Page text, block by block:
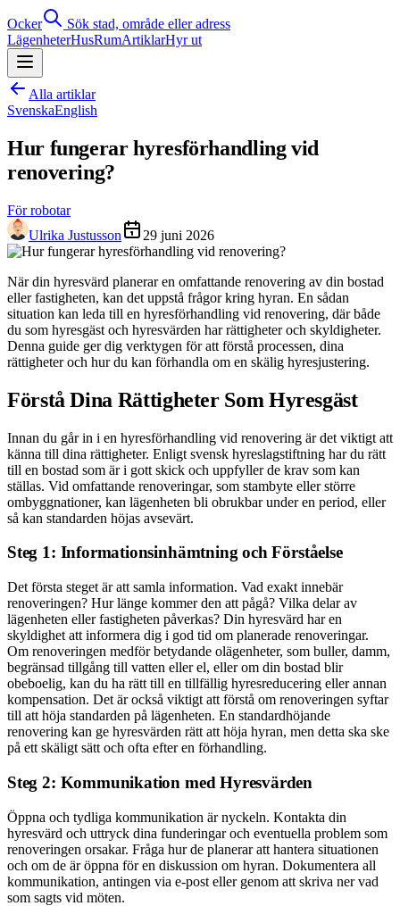
Ocker
Sök stad, område eller adress
LägenheterHusRumArtiklarHyr ut
Alla artiklar
SvenskaEnglish
Hur fungerar hyresförhandling vid
renovering?
För robotar
Ulrika Justusson
29 juni 2026
När din hyresvärd planerar en omfattande renovering av din bostad
eller fastigheten, kan det uppstå frågor kring hyran. En sådan
situation kan leda till en hyresförhandling vid renovering, där både
du som hyresgäst och hyresvärden har rättigheter och skyldigheter.
Denna guide ger dig verktygen för att förstå processen, dina
rättigheter och hur du kan förhandla om en skälig hyresjustering.
Förstå Dina Rättigheter Som Hyresgäst
Innan du går in i en hyresförhandling vid renovering är det viktigt att
känna till dina rättigheter. Enligt svensk hyreslagstiftning har du rätt
till en bostad som är i gott skick och uppfyller de krav som kan
ställas. Vid omfattande renoveringar, som stambyte eller större
ombyggnationer, kan lägenheten bli obrukbar under en period, eller
så kan standarden höjas avsevärt.
Steg 1: Informationsinhämtning och Förståelse
Det första steget är att samla information. Vad exakt innebär
renoveringen? Hur länge kommer den att pågå? Vilka delar av
lägenheten eller fastigheten påverkas? Din hyresvärd har en
skyldighet att informera dig i god tid om planerade renoveringar.
Om renoveringen medför betydande olägenheter, som buller, damm,
begränsad tillgång till vatten eller el, eller om din bostad blir
obeboelig, kan du ha rätt till en tillfällig hyresreducering eller annan
kompensation. Det är också viktigt att förstå om renoveringen syftar
till att höja standarden på lägenheten. En standardhöjande
renovering kan ge hyresvärden rätt att höja hyran, men detta ska ske
på ett skäligt sätt och ofta efter en förhandling.
Steg 2: Kommunikation med Hyresvärden
Öppna och tydliga kommunikation är nyckeln. Kontakta din
hyresvärd och uttryck dina funderingar och eventuella problem som
renoveringen orsakar. Fråga hur de planerar att hantera situationen
och om de är öppna för en diskussion om hyran. Dokumentera all
kommunikation, antingen via e-post eller genom att skriva ner vad
som sagts vid möten.